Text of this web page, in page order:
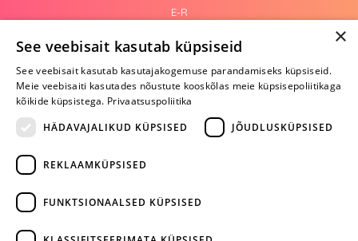
E-R
Arvustusi veel pole
Ole esimene!
Kirjuta arvustus ja SAA KINGITUS!
+372 668 3282
×
See veebisait kasutab küpsiseid
See veebisait kasutab kasutajakogemuse parandamiseks küpsiseid.
Meie veebisaiti kasutades nõustute kooskõlas meie küpsisepoliitikaga
kõikide küpsistega. Privaatsuspoliitika
HÄDAVAJALIKUD KÜPSISED
JÕUDLUSKÜPSISED
REKLAAMKÜPSISED
FUNKTSIONAALSED KÜPSISED